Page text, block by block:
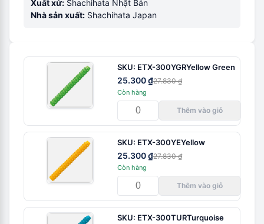
Xuất xứ: Shachihata Nhật Bản
Nhà sản xuất: Shachihata Japan
SKU: ETX-300YGRYellow Green
25.300 ₫27.830 ₫
Còn hàng
Thêm vào giỏ
SKU: ETX-300YEYellow
25.300 ₫27.830 ₫
Còn hàng
Thêm vào giỏ
SKU: ETX-300TURTurquoise